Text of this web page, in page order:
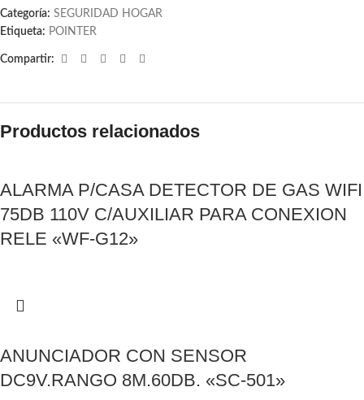
Categoría: SEGURIDAD HOGAR
Etiqueta: POINTER
Compartir:
Productos relacionados
ALARMA P/CASA DETECTOR DE GAS WIFI
75DB 110V C/AUXILIAR PARA CONEXION
RELE «WF-G12»
ANUNCIADOR CON SENSOR
DC9V.RANGO 8M.60DB. «SC-501»